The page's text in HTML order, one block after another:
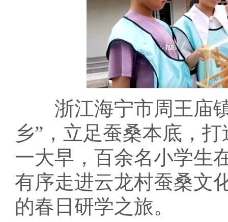
浙江海宁市周王庙镇
乡”，立足蚕桑本底，
一大早，百余名小学生
有序走进云龙村蚕桑文
的春日研学之旅。